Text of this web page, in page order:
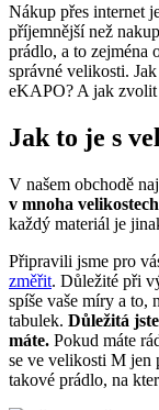
Nákup přes internet
příjemnější než
prádlo, a to zejména
správné velikosti.
eKAPO? A jak zvolit
Jak to je s
V našem obchodě
v mnoha velikostech
každý materiál je
Připravili jsme pro
změřit. Důležité při
spíše vaše míry a to,
tabulek. Důležitá
máte. Pokud máte
se ve velikosti M jen
takové prádlo, na